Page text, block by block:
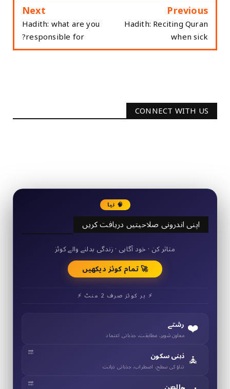
Previous
Hadith: Reciting Quran
when sick
Next
Hadith: what are you
responsible for?
CONNECT WITH US
🧠 نیا
اپنی اندرونی صلاحیتیں دریافت کریں
50+ مختصر کوئز
متاثر کن · خود آگاہی · زندگی بدلنے والے کوئز
🚀 تمام کوئز دیکھیں
⚡ ہر کوئز صرف 2 منٹ ⚡
❤️ رشتے
معاون شوہر، مطابقت، جذباتی اعتماد
🧘 ذہنی سکون
تناؤ کی سطح، اضطراب، جذباتی ذہانت